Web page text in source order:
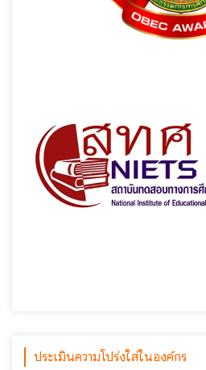
ประเมินความโปร่งใส่ในองค์กร